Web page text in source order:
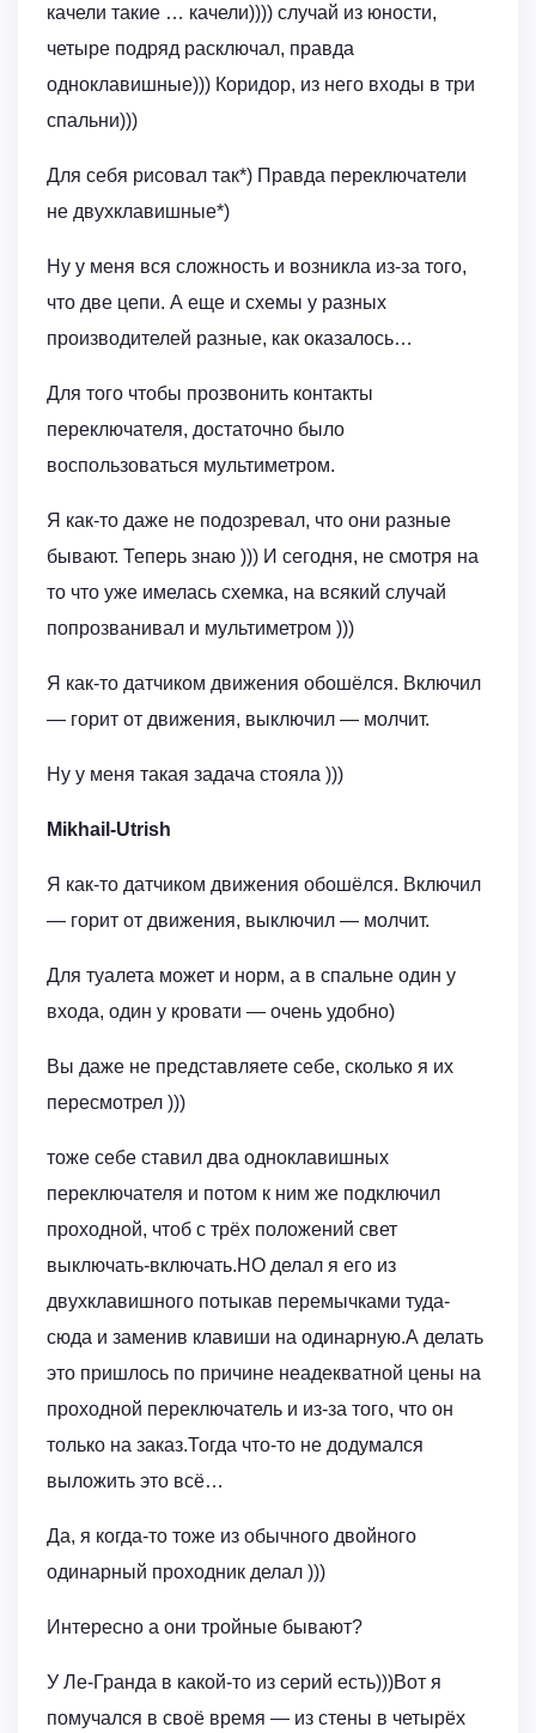
качели такие … качели)))) случай из юности,
четыре подряд расключал, правда
одноклавишные))) Коридор, из него входы в три
спальни)))
Для себя рисовал так*) Правда переключатели
не двухклавишные*)
Ну у меня вся сложность и возникла из-за того,
что две цепи. А еще и схемы у разных
производителей разные, как оказалось…
Для того чтобы прозвонить контакты
переключателя, достаточно было
воспользоваться мультиметром.
Я как-то даже не подозревал, что они разные
бывают. Теперь знаю ))) И сегодня, не смотря на
то что уже имелась схемка, на всякий случай
попрозванивал и мультиметром )))
Я как-то датчиком движения обошёлся. Включил
— горит от движения, выключил — молчит.
Ну у меня такая задача стояла )))
Mikhail-Utrish
Я как-то датчиком движения обошёлся. Включил
— горит от движения, выключил — молчит.
Для туалета может и норм, а в спальне один у
входа, один у кровати — очень удобно)
Вы даже не представляете себе, сколько я их
пересмотрел )))
тоже себе ставил два одноклавишных
переключателя и потом к ним же подключил
проходной, чтоб с трёх положений свет
выключать-включать.НО делал я его из
двухклавишного потыкав перемычками туда-
сюда и заменив клавиши на одинарную.А делать
это пришлось по причине неадекватной цены на
проходной переключатель и из-за того, что он
только на заказ.Тогда что-то не додумался
выложить это всё…
Да, я когда-то тоже из обычного двойного
одинарный проходник делал )))
Интересно а они тройные бывают?
У Ле-Гранда в какой-то из серий есть)))Вот я
помучался в своё время — из стены в четырёх